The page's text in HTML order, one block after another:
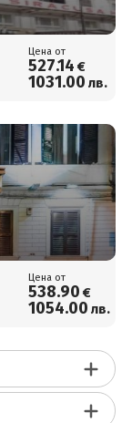
Цена от
527.14 €
1031.00 лв.
Цена от
538.90 €
1054.00 лв.